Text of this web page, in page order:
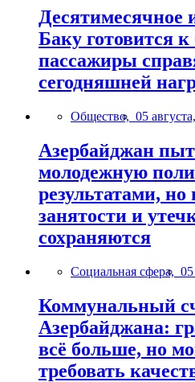
Десятимесячное
Баку готовится
пассажиры
сегодняшней
Общество, 05
Азербайджан
молодежную
результатами,
занятости и
сохраняются
Социальная сфера,
Коммунальный
Азербайджана:
всё больше, но
требовать